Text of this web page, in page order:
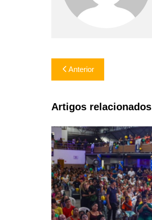
Navegação
de
Post
Anterior
Artigos relacionados